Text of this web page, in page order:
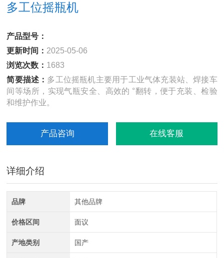
多工位摇瓶机
产品型号：
更新时间： 2025-05-06
浏览次数： 1683
简要描述： 多工位摇瓶机主要用于工业气体充装站、焊接车
间等场所，实现气瓶安全、高效的 °翻转，便于充装、检验
和维护作业。
产品咨询 在线客服
详细介绍
品牌 其他品牌
价格区间 面议
产地类别 国产